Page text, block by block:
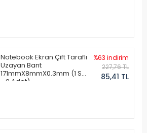
Notebook Ekran Çift Taraflı
Uzayan Bant
171mmX8mmX0.3mm (1 Set
- 2 Adet)
%63 indirim
227,76 TL
85,41 TL